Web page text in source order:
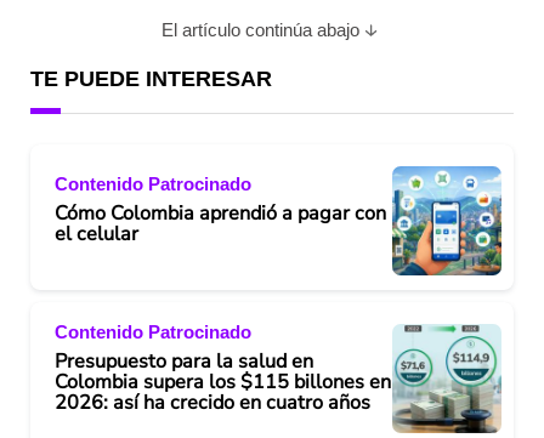
El artículo continúa abajo
TE PUEDE INTERESAR
Contenido Patrocinado
Cómo Colombia aprendió a pagar con
el celular
Contenido Patrocinado
Presupuesto para la salud en
Colombia supera los $115 billones en
2026: así ha crecido en cuatro años